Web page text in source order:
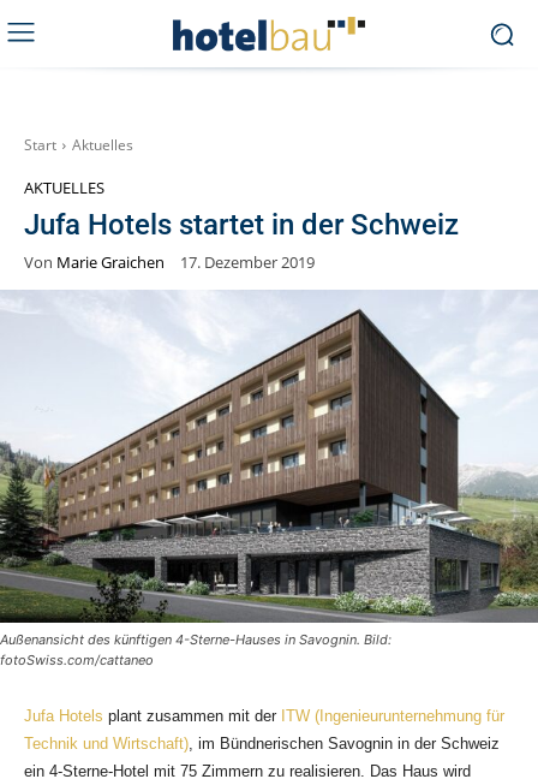
Start Aktuelles
AKTUELLES
Jufa Hotels startet in der Schweiz
Von Marie Graichen 17. Dezember 2019
Außenansicht des künftigen 4-Sterne-Hauses in Savognin. Bild:
fotoSwiss.com/cattaneo
Jufa Hotels plant zusammen mit der ITW (Ingenieurunternehmung für
Technik und Wirtschaft), im Bündnerischen Savognin in der Schweiz
ein 4-Sterne-Hotel mit 75 Zimmern zu realisieren. Das Haus wird